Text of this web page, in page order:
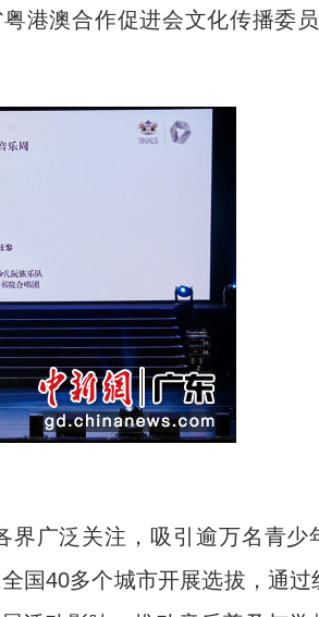
澳合作促进会文化传播委
广泛关注，吸引逾万名青少
国40多个城市开展选拔，通过